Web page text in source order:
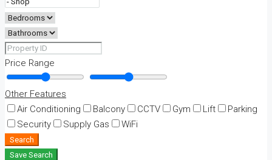
Price Range
Other Features
Air Conditioning
Balcony CCTV Gym Lift
Parking
Security
Supply Gas WiFi
Search
Save Search